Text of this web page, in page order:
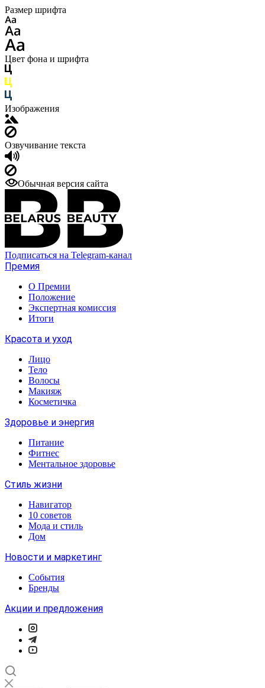
Размер шрифта
Цвет фона и шрифта
Изображения
Озвучивание текста
Обычная версия сайта
Подписаться на Telegram-канал
Премия
О Премии
Положение
Экспертная комиссия
Итоги
Красота и уход
Лицо
Тело
Волосы
Макияж
Косметичка
Здоровье и энергия
Питание
Фитнес
Ментальное здоровье
Стиль жизни
Навигатор
10 советов
Мода и стиль
Дом
Новости и маркетинг
События
Бренды
Акции и предложения